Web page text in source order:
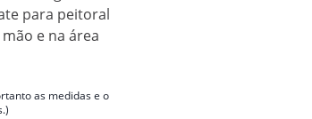
para peitoral
e na área
as medidas e o